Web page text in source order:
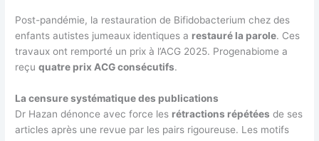
Post-pandémie, la restauration de Bifidobacterium chez des
enfants autistes jumeaux identiques a restauré la parole. Ces
travaux ont remporté un prix à l’ACG 2025. Progenabiome a
reçuquatre prix ACG consécutifs.
La censure systématique des publications
Dr Hazan dénonce avec force les rétractions répétées de ses
articles après une revue par les pairs rigoureuse. Les motifs